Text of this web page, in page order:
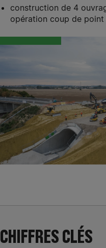
construction de 4
opération coup de
CHIFFRES CLÉS